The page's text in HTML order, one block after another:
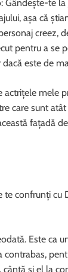
Gândește-te
așa că
creez,
pentru a se
este de
mele
care sunt
fațadă
te confrunți cu
Este ca
și el la